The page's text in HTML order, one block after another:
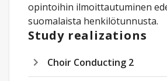
opintoihin ilmoittautuminen
suomalaista henkilötunnusta.
Study realizations
Choir Conducting 2